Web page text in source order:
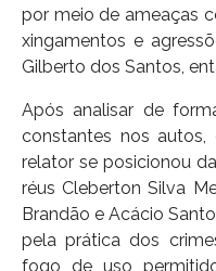
por meio de ameaças
xingamentos e
Gilberto dos Santos,
Após analisar de
constantes nos
relator se posicionou
réus Cleberton Silva
Brandão e Acácio
pela prática dos
fogo de uso